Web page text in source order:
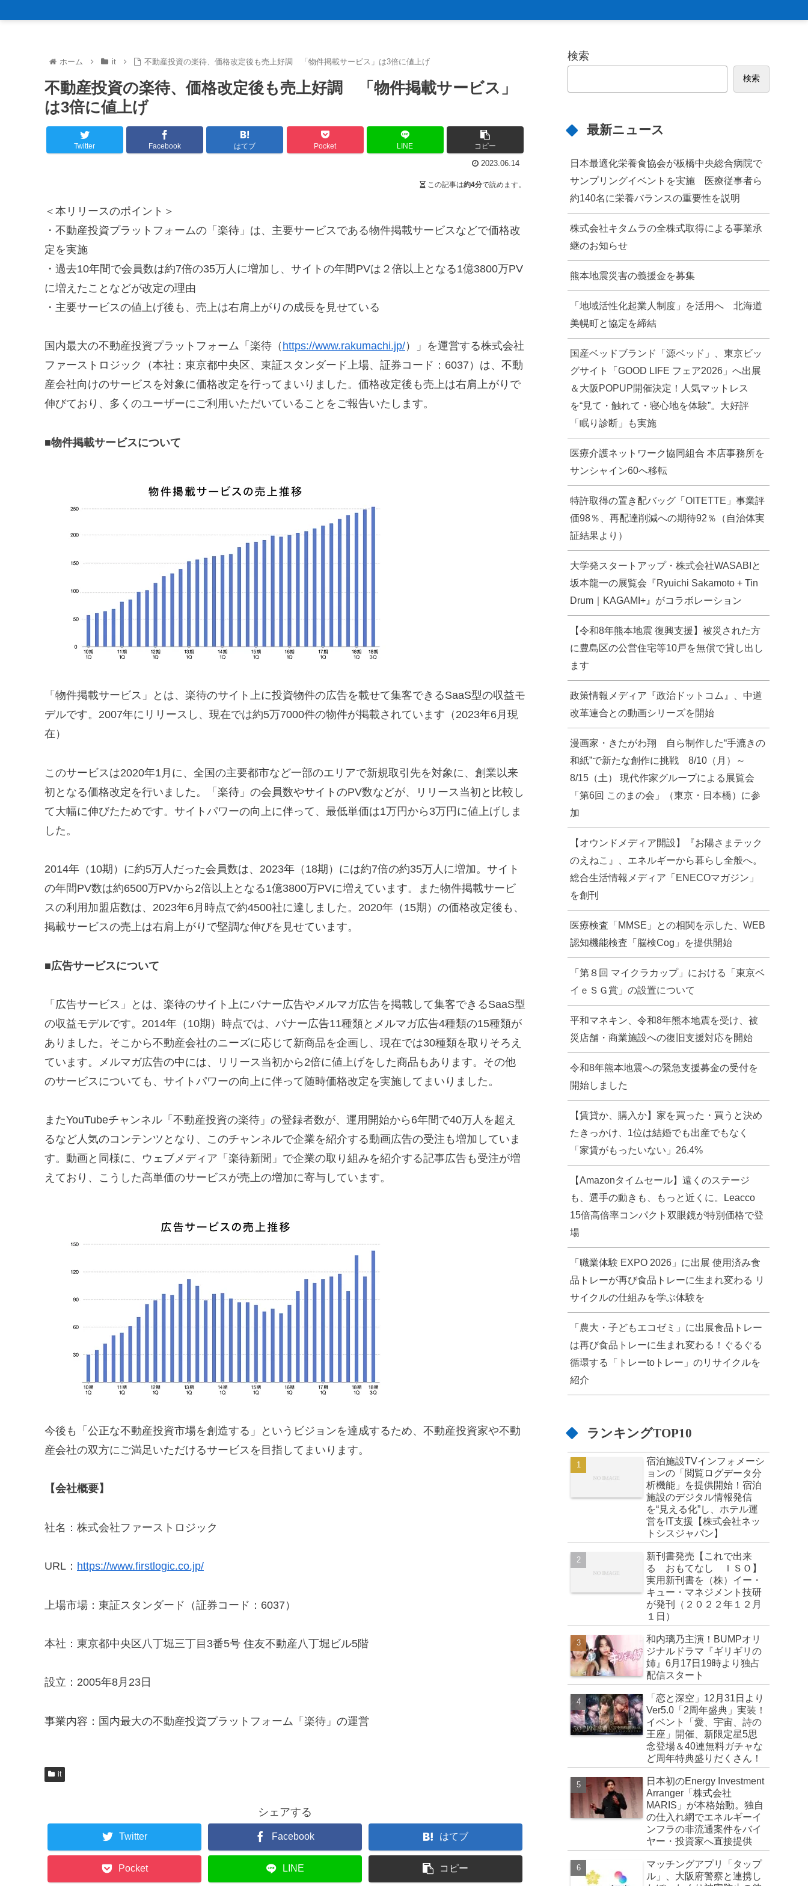
ホーム it 不動産投資の楽待、価格改定後も売上好調 「物件掲載サービス」は3倍に値上げ
不動産投資の楽待、価格改定後も売上好調 「物件掲載サービス」
は3倍に値上げ
Twitter Facebook はてブ Pocket LINE コピー
2023.06.14
この記事は約4分で読めます。
＜本リリースのポイント＞
・不動産投資プラットフォームの「楽待」は、主要サービスである物件掲載サービスなどで価格改
定を実施
・過去10年間で会員数は約7倍の35万人に増加し、サイトの年間PVは２倍以上となる1億3800万PV
に増えたことなどが改定の理由
・主要サービスの値上げ後も、売上は右肩上がりの成長を見せている
国内最大の不動産投資プラットフォーム「楽待（ https://www.rakumachi.jp/）」を運営する株式会社
ファーストロジック（本社：東京都中央区、東証スタンダード上場、証券コード：6037）は、不動
産会社向けのサービスを対象に価格改定を行ってまいりました。価格改定後も売上は右肩上がりで
伸びており、多くのユーザーにご利用いただいていることをご報告いたします。
■物件掲載サービスについて
「物件掲載サービス」とは、楽待のサイト上に投資物件の広告を載せて集客できるSaaS型の収益モ
デルです。2007年にリリースし、現在では約5万7000件の物件が掲載されています（2023年6月現
在）
このサービスは2020年1月に、全国の主要都市など一部のエリアで新規取引先を対象に、創業以来
初となる価格改定を行いました。「楽待」の会員数やサイトのPV数などが、リリース当初と比較し
て大幅に伸びたためです。サイトパワーの向上に伴って、最低単価は1万円から3万円に値上げしま
した。
2014年（10期）に約5万人だった会員数は、2023年（18期）には約7倍の約35万人に増加。サイト
の年間PV数は約6500万PVから2倍以上となる1億3800万PVに増えています。また物件掲載サービ
スの利用加盟店数は、2023年6月時点で約4500社に達しました。2020年（15期）の価格改定後も、
掲載サービスの売上は右肩上がりで堅調な伸びを見せています。
■広告サービスについて
「広告サービス」とは、楽待のサイト上にバナー広告やメルマガ広告を掲載して集客できるSaaS型
の収益モデルです。2014年（10期）時点では、バナー広告11種類とメルマガ広告4種類の15種類が
ありました。そこから不動産会社のニーズに応じて新商品を企画し、現在では30種類を取りそろえ
ています。メルマガ広告の中には、リリース当初から2倍に値上げをした商品もあります。その他
のサービスについても、サイトパワーの向上に伴って随時価格改定を実施してまいりました。
またYouTubeチャンネル「不動産投資の楽待」の登録者数が、運用開始から6年間で40万人を超え
るなど人気のコンテンツとなり、このチャンネルで企業を紹介する動画広告の受注も増加していま
す。動画と同様に、ウェブメディア「楽待新聞」で企業の取り組みを紹介する記事広告も受注が増
えており、こうした高単価のサービスが売上の増加に寄与しています。
今後も「公正な不動産投資市場を創造する」というビジョンを達成するため、不動産投資家や不動
産会社の双方にご満足いただけるサービスを目指してまいります。
【会社概要】
社名：株式会社ファーストロジック
URL： https://www.firstlogic.co.jp/
上場市場：東証スタンダード（証券コード：6037）
本社：東京都中央区八丁堀三丁目3番5号 住友不動産八丁堀ビル5階
設立：2005年8月23日
事業内容：国内最大の不動産投資プラットフォーム「楽待」の運営
it
シェアする
Twitter Facebook はてブ
Pocket LINE コピー
検索
検索
最新ニュース
日本最適化栄養食協会が板橋中央総合病院で
サンプリングイベントを実施 医療従事者ら
約140名に栄養バランスの重要性を説明
株式会社キタムラの全株式取得による事業承
継のお知らせ
熊本地震災害の義援金を募集
「地域活性化起業人制度」を活用へ 北海道
美幌町と協定を締結
国産ベッドブランド「源ベッド」、東京ビッ
グサイト「GOOD LIFE フェア2026」へ出展
＆大阪POPUP開催決定！人気マットレス
を“見て・触れて・寝心地を体験”。大好評
「眠り診断」も実施
医療介護ネットワーク協同組合 本店事務所を
サンシャイン60へ移転
特許取得の置き配バッグ「OITETTE」事業評
価98％、再配達削減への期待92％（自治体実
証結果より）
大学発スタートアップ・株式会社WASABIと
坂本龍一の展覧会『Ryuichi Sakamoto + Tin
Drum｜KAGAMI+』がコラボレーション
【令和8年熊本地震 復興支援】被災された方
に豊島区の公営住宅等10戸を無償で貸し出し
ます
政策情報メディア『政治ドットコム』、中道
改革連合との動画シリーズを開始
漫画家・きたがわ翔 自ら制作した“手漉きの
和紙”で新たな創作に挑戦 8/10（月）～
8/15（土） 現代作家グループによる展覧会
「第6回 このまの会」（東京・日本橋）に参
加
【オウンドメディア開設】『お陽さまテック
のえねこ』、エネルギーから暮らし全般へ。
総合生活情報メディア「ENECOマガジン」
を創刊
医療検査「MMSE」との相関を示した、WEB
認知機能検査「脳検Cog」を提供開始
「第８回 マイクラカップ」における「東京ベ
イｅＳＧ賞」の設置について
平和マネキン、令和8年熊本地震を受け、被
災店舗・商業施設への復旧支援対応を開始
令和8年熊本地震への緊急支援募金の受付を
開始しました
【賃貸か、購入か】家を買った・買うと決め
たきっかけ、1位は結婚でも出産でもなく
「家賃がもったいない」26.4%
【Amazonタイムセール】遠くのステージ
も、選手の動きも、もっと近くに。Leacco
15倍高倍率コンパクト双眼鏡が特別価格で登
場
「職業体験 EXPO 2026」に出展 使用済み食
品トレーが再び食品トレーに生まれ変わる リ
サイクルの仕組みを学ぶ体験を
「農大・子どもエコゼミ」に出展食品トレー
は再び食品トレーに生まれ変わる！ぐるぐる
循環する「トレーtoトレー」のリサイクルを
紹介
ランキングTOP10
宿泊施設TVインフォメーシ
ョンの「閲覧ログデータ分
析機能」を提供開始！宿泊
施設のデジタル情報発信
を“見える化”し、ホテル運
営をIT支援【株式会社ネッ
トシスジャパン】
新刊書発売【これで出来
る おもてなし ＩＳＯ】
実用新刊書を（株）イー・
キュー・マネジメント技研
が発刊（２０２２年１２月
１日）
和内璃乃主演！BUMPオリ
ジナルドラマ『ギリギリの
姉』6月17日19時より独占
配信スタート
「恋と深空」12月31日より
Ver5.0「2周年盛典」実装！
イベント「愛、宇宙、詩の
王座」開催、新限定星5思
念登場＆40連無料ガチャな
ど周年特典盛りだくさん！
日本初のEnergy Investment
Arranger「株式会社
MARIS」が本格始動。独自
の仕入れ網でエネルギーイ
ンフラの非流通案件をバイ
ヤー・投資家へ直接提供
マッチングアプリ「タップ
ル」、大阪府警察と連携し